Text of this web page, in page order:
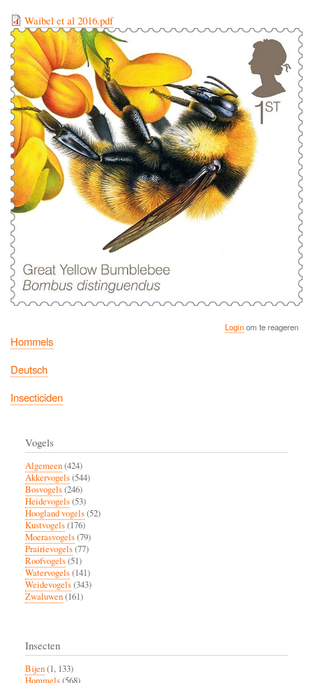
Waibel et al 2016.pdf
Loginom te reageren
Hommels
Deutsch
Insecticiden
Vogels
Algemeen(424)
Akkervogels(544)
Bosvogels(246)
Heidevogels(53)
Hoogland vogels(52)
Kustvogels(176)
Moerasvogels(79)
Prairievogels(77)
Roofvogels(51)
Watervogels(141)
Weidevogels(343)
Zwaluwen(161)
Insecten
Bijen(1, 133)
Hommels(568)